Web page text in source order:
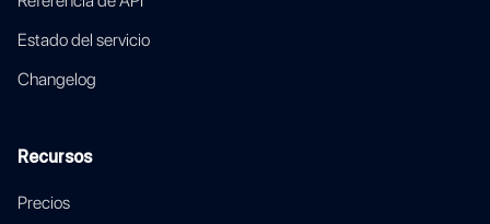
Estado del servicio
Changelog
Recursos
Precios